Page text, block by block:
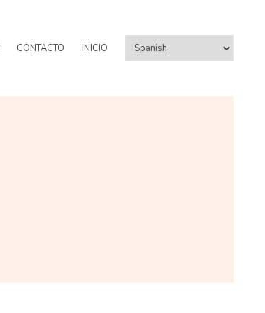
CONTACTO INICIO